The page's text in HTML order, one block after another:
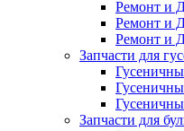
Ремонт и
Ремонт и
Ремонт и
Запчасти для
Запчасти для